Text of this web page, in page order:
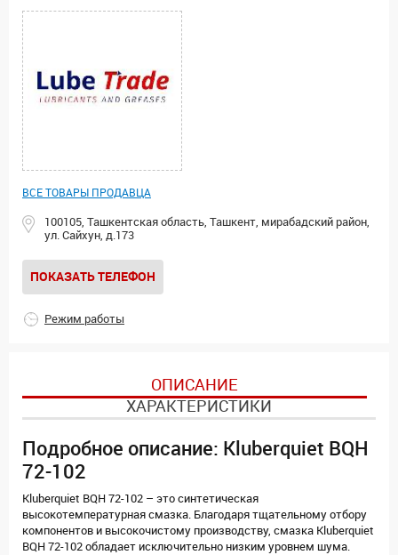
ВСЕ ТОВАРЫ ПРОДАВЦА
100105, Ташкентская область, Ташкент, мирабадский район,
ул. Сайхун, д.173
ПОКАЗАТЬ ТЕЛЕФОН
Режим работы
ОПИСАНИЕ
ХАРАКТЕРИСТИКИ
Подробное описание: Kluberquiet BQH
72-102
Kluberquiet BQH 72-102 – это синтетическая
высокотемпературная смазка. Благодаря тщательному отбору
компонентов и высокочистому производству, смазка Kluberquiet
BQH 72-102 обладает исключительно низким уровнем шума.